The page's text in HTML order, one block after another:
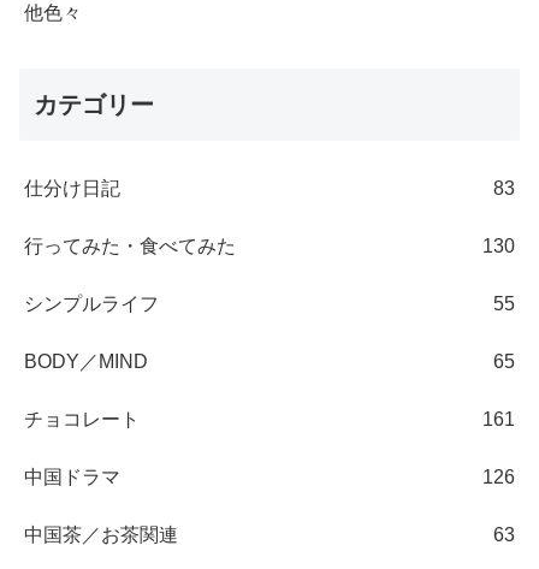
他色々
カテゴリー
仕分け日記 83
行ってみた・食べてみた 130
シンプルライフ 55
BODY／MIND 65
チョコレート 161
中国ドラマ 126
中国茶／お茶関連 63